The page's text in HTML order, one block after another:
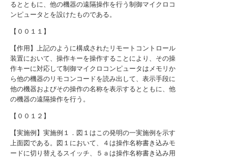
るとともに、他の機器の遠隔操作を行う制御マイクロコ
ンピュータとを設けたものである。
【００１１】
【作用】上記のように構成されたリモートコントロール
装置において、操作キーを操作することにより、その操
作キーに対応して制御マイクロコンピュータはメモリか
ら他の機器のリモコンコードを読み出して、表示手段に
他の機器およびその操作の名称を表示するとともに、他
の機器の遠隔操作を行う。
【００１２】
【実施例】実施例１．図１はこの発明の一実施例を示す
上面図である。図１において、４は操作名称書き込みモ
ードに切り替えるスイッチ、５ａは操作名称書き込み用